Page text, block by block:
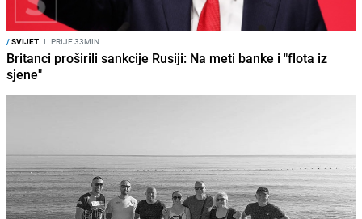
/SVIJET I PRIJE 33MIN
Britanci proširili sankcije Rusiji: Na meti banke i "flota iz
sjene"